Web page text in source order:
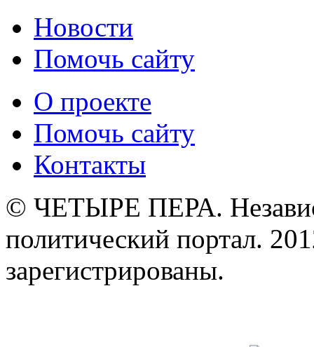
Новости
Помочь сайту
О проекте
Помочь сайту
Контакты
© ЧЕТЫРЕ ПЕРА.
политический портал.
зарегистрированы.